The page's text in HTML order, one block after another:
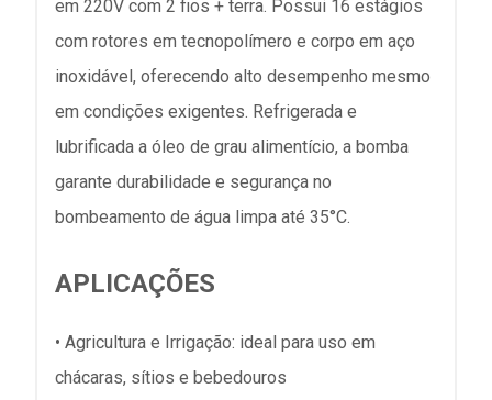
em 220V com 2 fios + terra. Possui 16 estágios
com rotores em tecnopolímero e corpo em aço
inoxidável, oferecendo alto desempenho mesmo
em condições exigentes. Refrigerada e
lubrificada a óleo de grau alimentício, a bomba
garante durabilidade e segurança no
bombeamento de água limpa até 35°C.
APLICAÇÕES
• Agricultura e Irrigação: ideal para uso em
chácaras, sítios e bebedouros